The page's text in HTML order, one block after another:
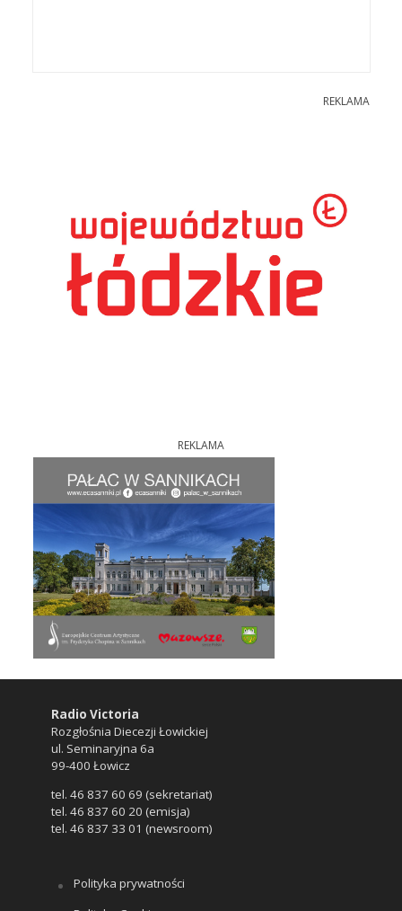
REKLAMA
REKLAMA
Radio Victoria
Rozgłośnia Diecezji Łowickiej
ul. Seminaryjna 6a
99-400 Łowicz
tel. 46 837 60 69 (sekretariat)
tel. 46 837 60 20 (emisja)
tel. 46 837 33 01 (newsroom)
Polityka prywatności